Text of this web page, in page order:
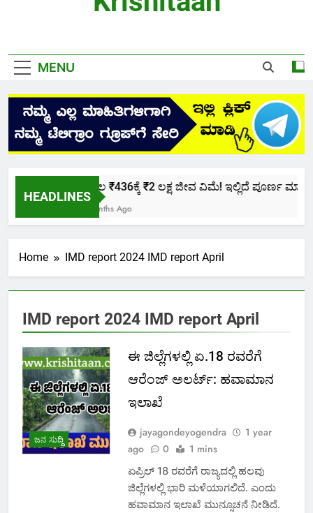
MENU
HEADLINES
ಕೇವಲ ₹436ಕ್ಕೆ ₹2 ಲಕ್ಷ ಜೀವ ವಿಮೆ! ಇಲ್ಲಿದೆ ಪೂರ್ಣ ಮಾಹಿತಿ.
2 Months Ago
Home IMD report 2024 IMD report April
IMD report 2024 IMD report April
ಜನ ಸುದ್ದಿ
ಈ ಜಿಲ್ಲೆಗಳಲ್ಲಿ ಏ.18 ರವರೆಗೆ
ಆರೆಂಜ್ ಅಲರ್ಟ್: ಹವಾಮಾನ
ಇಲಾಖೆ
jayagondeyogendra
1 year
ago
0 1 mins
ಏಪ್ರಿಲ್ 18 ರವರೆಗೆ ರಾಜ್ಯದಲ್ಲಿ ಹಲವು
ಜಿಲ್ಲೆಗಳಲ್ಲಿ ಭಾರಿ ಮಳೆಯಾಗಲಿದೆ. ಎಂದು
ಹವಾಮಾನ ಇಲಾಖೆ ಮುನ್ಸೂಚನೆ ನೀಡಿದೆ.